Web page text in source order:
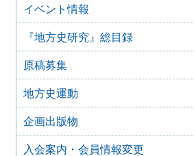
2025年2月27日
2025年1月21日
2024年度第3回研究例会（兵庫大会総
23日）
2024年度第２回研究例会（2025年１月
2024年10月10日
2024年度第1回研究例会（交通史学会
（2024年11月10日）
イベント情報
『地方史研究』総目録
原稿募集
地方史運動
企画出版物
入会案内・会員情報変更